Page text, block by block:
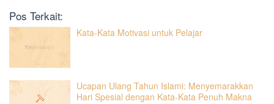
Pos Terkait:
Kata-Kata Motivasi untuk Pelajar
Ucapan Ulang Tahun Islami: Menyemarakkan
Hari Spesial dengan Kata-Kata Penuh Makna